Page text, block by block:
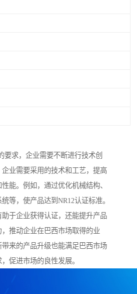
要求，企业需要不断进行技术创
业需要采用的技术和工艺，提高
能。例如，通过优化机械结构、
等，使产品达到NR12认证标准。
于企业获得认证，还能提升产品
推动企业在巴西市场取得的业
来的产品升级也能满足巴西市场
促进市场的良性发展。